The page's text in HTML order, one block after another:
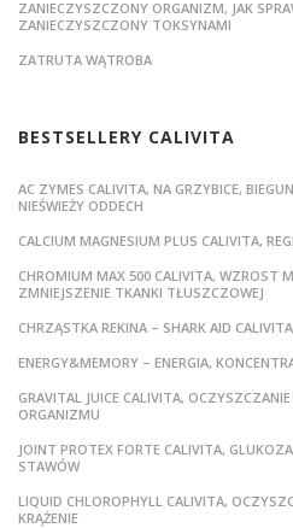
ZANIECZYSZCZONY ORGANIZM, JAK
ZANIECZYSZCZONY TOKSYNAMI
ZATRUTA WĄTROBA
BESTSELLERY CALIVITA
AC ZYMES CALIVITA, NA GRZYBICE,
NIEŚWIEŻY ODDECH
CALCIUM MAGNESIUM PLUS CALIVITA,
CHROMIUM MAX 500 CALIVITA, WZROST
ZMNIEJSZENIE TKANKI TŁUSZCZOWEJ
CHRZĄSTKA REKINA – SHARK AID
ENERGY&MEMORY – ENERGIA,
GRAVITAL JUICE CALIVITA,
ORGANIZMU
JOINT PROTEX FORTE CALIVITA,
STAWÓW
LIQUID CHLOROPHYLL CALIVITA,
KRĄŻENIE